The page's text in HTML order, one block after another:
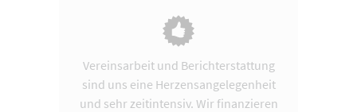
Vereinsarbeit und Berichterstattung
sind uns eine Herzensangelegenheit
und sehr zeitintensiv. Wir finanzieren